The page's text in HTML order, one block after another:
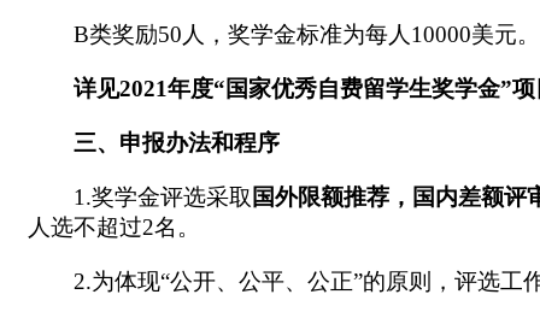
B类奖励50人，奖学金标准为每人10000美元。
详见2021年度“国家优秀自费留学生奖学金”
三、申报办法和程序
1.奖学金评选采取 国外限额推荐，国内差额评
人选不超过2名。
2.为体现“公开、公平、公正”的原则，评选工